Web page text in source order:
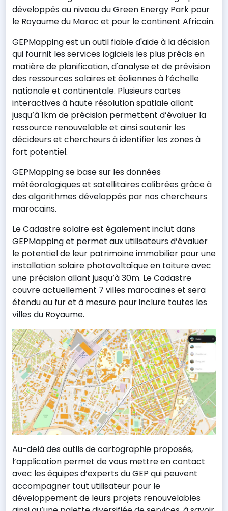
développés au niveau du Green Energy Park pour
le Royaume du Maroc et pour le continent Africain.
GEPMapping est un outil fiable d'aide à la décision
qui fournit les services logiciels les plus précis en
matière de planification, d'analyse et de prévision
des ressources solaires et éoliennes à l’échelle
nationale et continentale. Plusieurs cartes
interactives à haute résolution spatiale allant
jusqu’à 1km de précision permettent d’évaluer la
ressource renouvelable et ainsi soutenir les
décideurs et chercheurs à identifier les zones à
fort potentiel.
GEPMapping se base sur les données
météorologiques et satellitaires calibrées grâce à
des algorithmes développés par nos chercheurs
marocains.
Le Cadastre solaire est également inclut dans
GEPMapping et permet aux utilisateurs d’évaluer
le potentiel de leur patrimoine immobilier pour une
installation solaire photovoltaïque en toiture avec
une précision allant jusqu’à 30m. Le Cadastre
couvre actuellement 7 villes marocaines et sera
étendu au fur et à mesure pour inclure toutes les
villes du Royaume.
Au-delà des outils de cartographie proposés,
l’application permet de vous mettre en contact
avec les équipes d’experts du GEP qui peuvent
accompagner tout utilisateur pour le
développement de leurs projets renouvelables